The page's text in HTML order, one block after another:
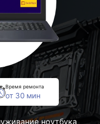
Время ремонта
от 30 мин
ноутбука